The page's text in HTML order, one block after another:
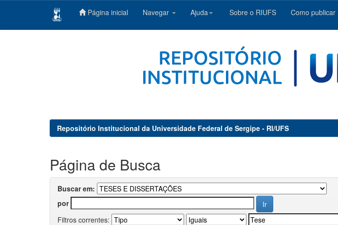
Página inicial Navegar Ajuda Sobre o RIUFS Como publicar
Repositório Institucional da Universidade Federal de Sergipe - RI/UFS
Página de Busca
Buscar em:
por
Filtros correntes: